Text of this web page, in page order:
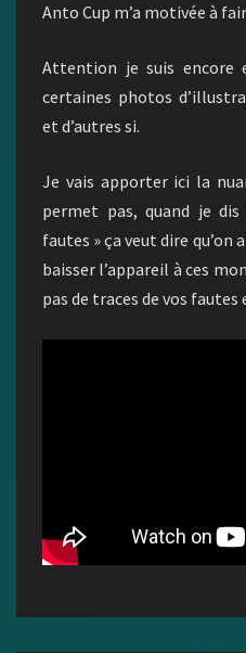
Anto Cup m’a motivée à
Attention je suis encore
certaines photos
et d’autres si.
Je vais apporter ici la
permet pas, quand je
fautes » ça veut dire
baisser l’appareil à ces
pas de traces de vos fautes